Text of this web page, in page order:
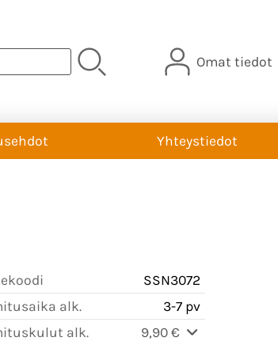
Omat tiedot
Yhteystiedot
SSN3072
alk.
3-7 pv
alk.
9,90 €